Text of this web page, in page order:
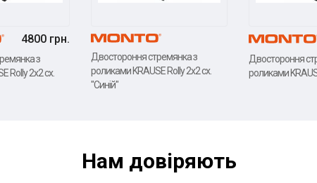
4800 грн.
з
Rolly 2x2 сх.
Двостороння стремянка з
роликами KRAUSE Rolly 2x2 сх.
"Синій"
Двостороння
роликами
Нам довiряють